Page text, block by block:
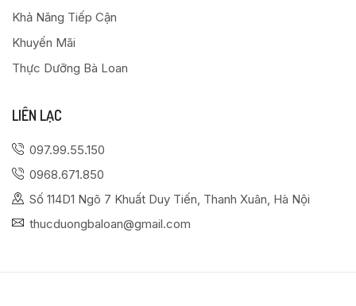
Khả Năng Tiếp Cận
Khuyến Mãi
Thực Dưỡng Bà Loan
LIÊN LẠC
097.99.55.150
0968.671.850
Số 114D1 Ngõ 7 Khuất Duy Tiến, Thanh Xuân, Hà Nội
thucduongbaloan@gmail.com